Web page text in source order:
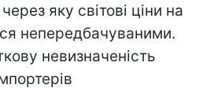
яку світові ціни на
непередбачуваними.
невизначеність